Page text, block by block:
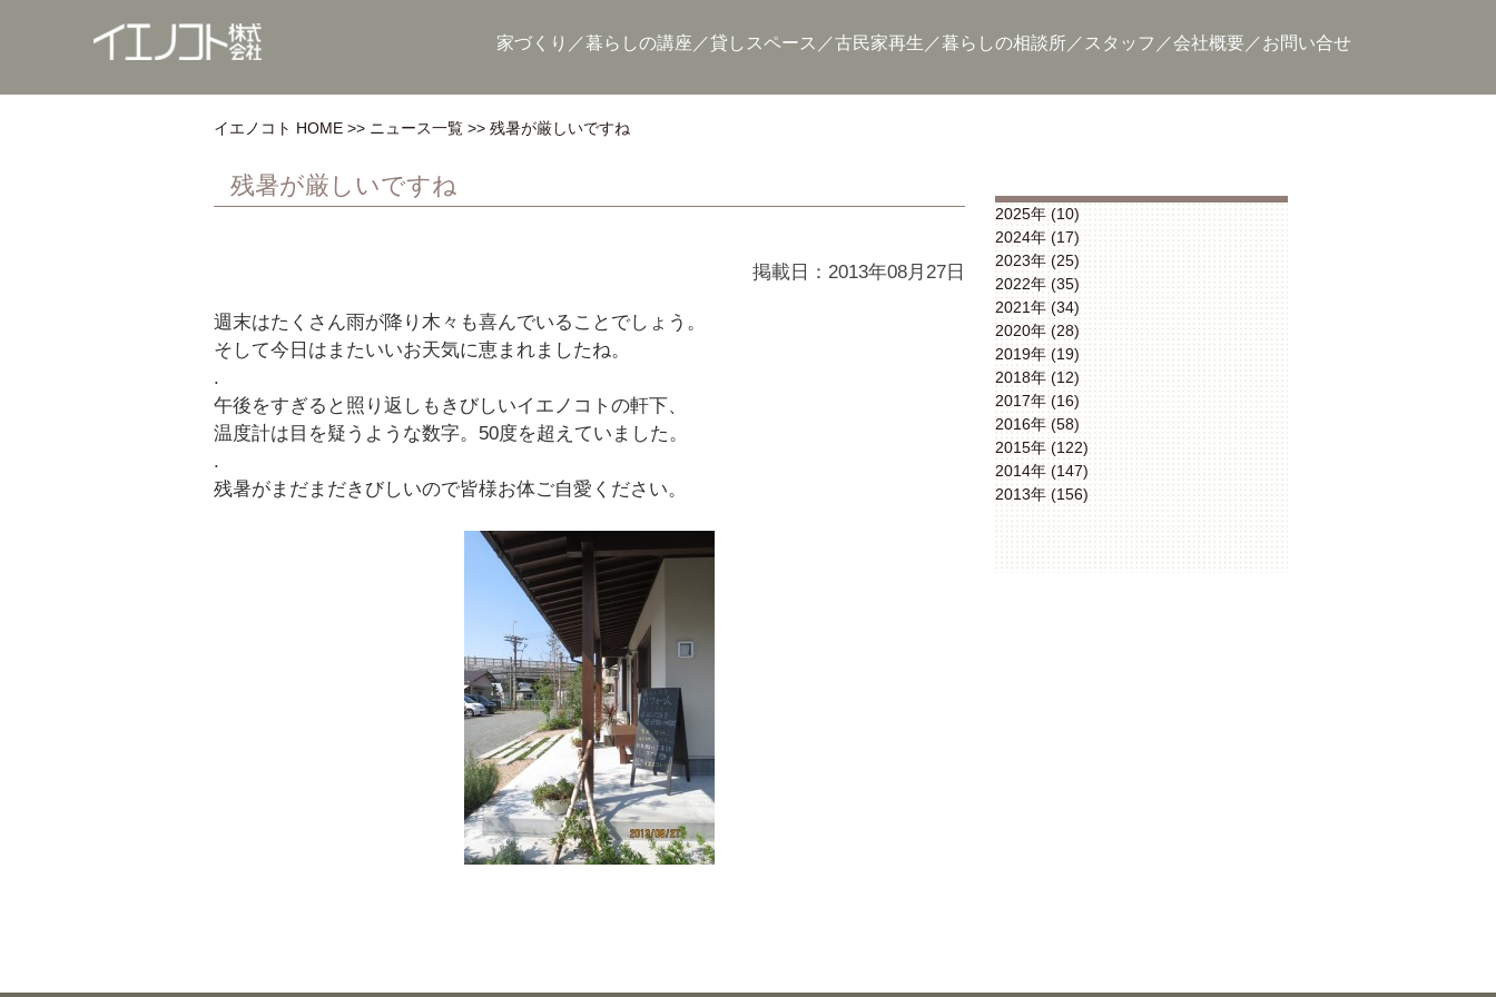
家づくり 暮らしの講座 貸しスペース 古民家再生 暮らしの相談所 スタッフ 会社概要 お問い合せ
イエノコト HOME ニュース一覧 残暑が厳しいですね
残暑が厳しいですね
掲載日：2013年08月27日
週末はたくさん雨が降り木々も喜んでいることでしょう。
そして今日はまたいいお天気に恵まれましたね。
.
午後をすぎると照り返しもきびしいイエノコトの軒下、
温度計は目を疑うような数字。50度を超えていました。
.
残暑がまだまだきびしいので皆様お体ご自愛ください。
2025年 (10)
2024年 (17)
2023年 (25)
2022年 (35)
2021年 (34)
2020年 (28)
2019年 (19)
2018年 (12)
2017年 (16)
2016年 (58)
2015年 (122)
2014年 (147)
2013年 (156)